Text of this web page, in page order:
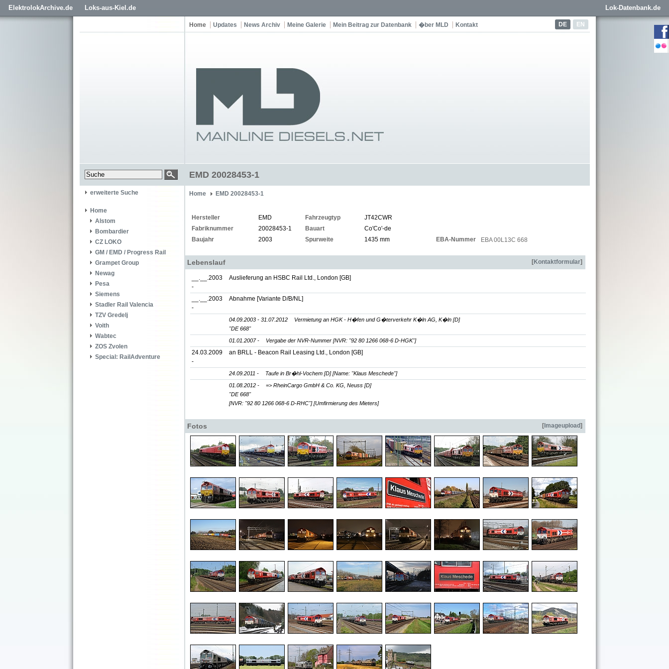
ElektrolokArchive.de Loks-aus-Kiel.de Lok-Datenbank.de
DE EN
Home Updates News Archiv Meine Galerie Mein Beitrag zur Datenbank �ber MLD Kontakt
EMD 20028453-1
erweiterte Suche
Home
Alstom
Bombardier
CZ LOKO
GM / EMD / Progress Rail
Grampet Group
Newag
Pesa
Siemens
Stadler Rail Valencia
TZV Gredelj
Voith
Wabtec
ZOS Zvolen
Special: RailAdventure
Home EMD 20028453-1
Hersteller EMD Fahrzeugtyp
JT42CWR
Fabriknummer
20028453-1 Bauart
Co'Co'-de
Baujahr
2003 Spurweite 1435 mm EBA-Nummer EBA 00L13C 668
Lebenslauf [Kontaktformular]
__.__.2003
-
Auslieferung an HSBC Rail Ltd., London [GB]
__.__.2003
-
Abnahme [Variante D/B/NL]
04.09.2003 - 31.07.2012
Vermietung an HGK - H�fen und G�terverkehr K�ln AG, K�ln [D]
"DE 668"
01.01.2007 -
Vergabe der NVR-Nummer [NVR: "92 80 1266 068-6 D-HGK"]
24.03.2009
-
an BRLL - Beacon Rail Leasing Ltd., London [GB]
24.09.2011 - Taufe in Br�hl-Vochem [D][Name: "Klaus Meschede"]
01.08.2012 -
=> RheinCargo GmbH & Co. KG, Neuss [D]
"DE 668"
[NVR: "92 80 1266 068-6 D-RHC"][Umfirmierung des Mieters]
Fotos [ Imageupload]